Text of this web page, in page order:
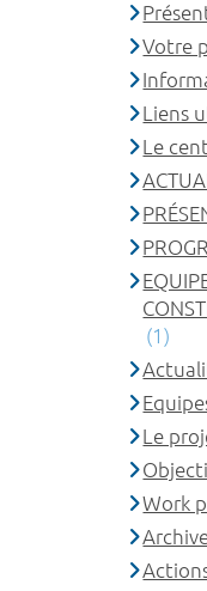
Votre
Liens
Le
(1)
Le
Work